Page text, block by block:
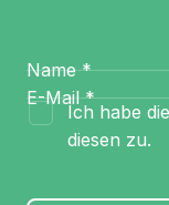
Name *
E-Mail *
Ich habe
diesen zu.